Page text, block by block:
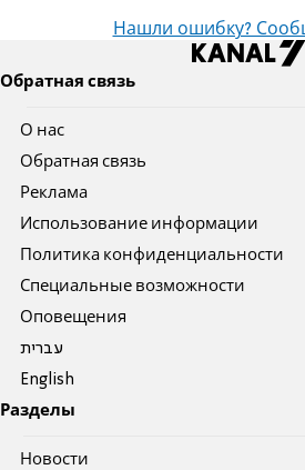
Нашли ошибку?
Обратная связь
О нас
Обратная связь
Реклама
Использование информации
Политика конфиденциальности
Специальные возможности
Оповещения
עברית
English
Разделы
Новости